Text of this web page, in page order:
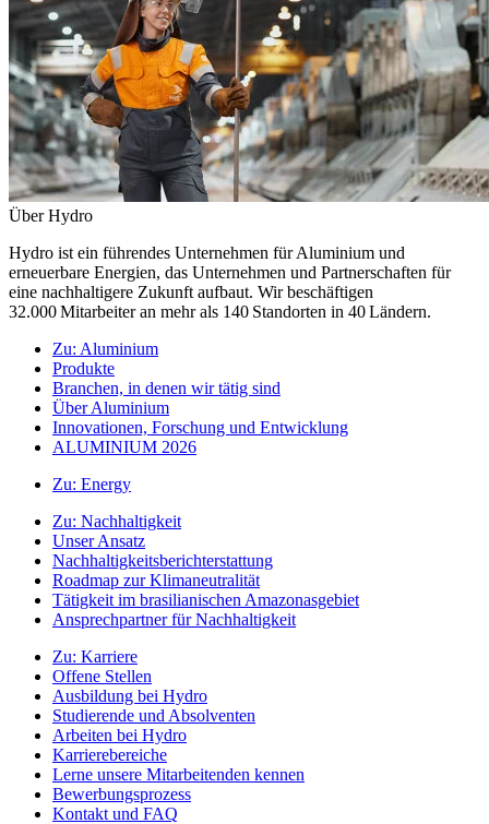
Über Hydro
Hydro ist ein führendes Unternehmen für Aluminium und
erneuerbare Energien, das Unternehmen und Partnerschaften für
eine nachhaltigere Zukunft aufbaut. Wir beschäftigen
32.000 Mitarbeiter an mehr als 140 Standorten in 40 Ländern.
Zu: Aluminium
Produkte
Branchen, in denen wir tätig sind
Über Aluminium
Innovationen, Forschung und Entwicklung
ALUMINIUM 2026
Zu: Energy
Zu: Nachhaltigkeit
Unser Ansatz
Nachhaltigkeitsberichterstattung
Roadmap zur Klimaneutralität
Tätigkeit im brasilianischen Amazonasgebiet
Ansprechpartner für Nachhaltigkeit
Zu: Karriere
Offene Stellen
Ausbildung bei Hydro
Studierende und Absolventen
Arbeiten bei Hydro
Karrierebereiche
Lerne unsere Mitarbeitenden kennen
Bewerbungsprozess
Kontakt und FAQ